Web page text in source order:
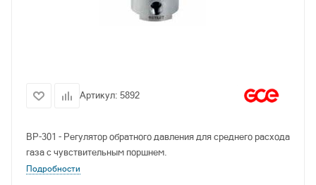
Артикул: 5892
ВР-301 - Регулятор обратного давления для среднего расхода
газа с чувствительным поршнем.
Подробности